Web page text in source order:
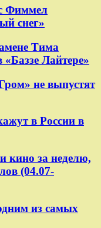
Фиммел
снег»
Тима
Лайтере»
не выпустят
в России в
кино за неделю,
(04.07-
из самых